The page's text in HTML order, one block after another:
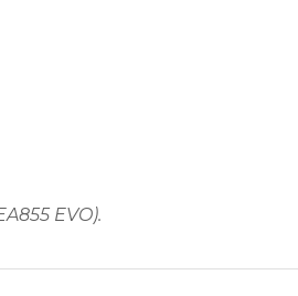
EVO).